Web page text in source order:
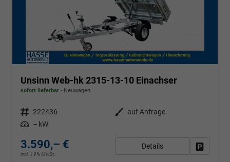
Unsinn Web-hk 2315-13-10 Einachser
sofort lieferbar Neuwagen
Fahrzeugnr. 222436 Außenfarbe
auf Anfrage
Leistung – kW
3.590,– €
incl. 19% MwSt.
Details